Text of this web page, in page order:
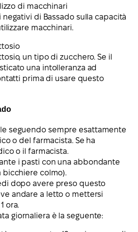
di macchinari
di Bassado sulla capacità
macchinari.
un tipo di zucchero. Se il
una intolleranza ad
prima di usare questo
seguendo sempre esattamente
o del farmacista. Se ha
o il farmacista.
i pasti con una abbondante
bicchiere colmo).
dopo avere preso questo
andare a letto o mettersi
ora.
giornaliera è la seguente: